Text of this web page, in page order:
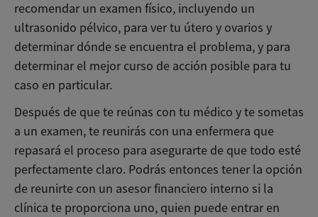
recomendar un examen físico, incluyendo un
ultrasonido pélvico, para ver tu útero y ovarios y
determinar dónde se encuentra el problema, y para
determinar el mejor curso de acción posible para tu
caso en particular.
Después de que te reúnas con tu médico y te sometas
a un examen, te reunirás con una enfermera que
repasará el proceso para asegurarte de que todo esté
perfectamente claro. Podrás entonces tener la opción
de reunirte con un asesor financiero interno si la
clínica te proporciona uno, quien puede entrar en